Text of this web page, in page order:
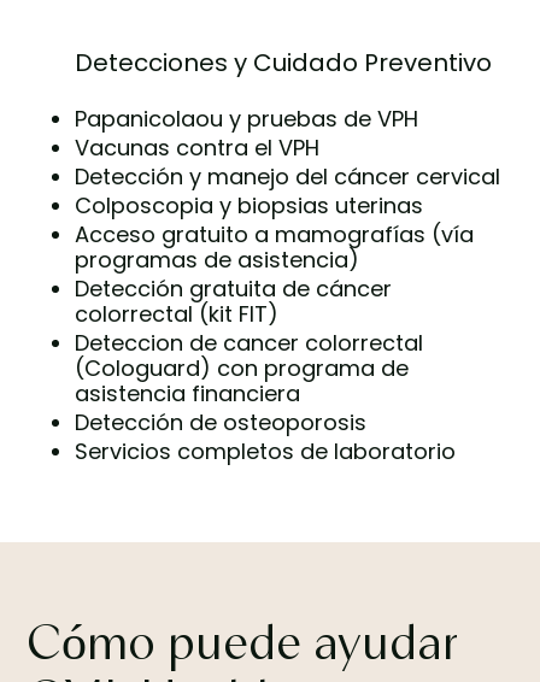
Detecciones y Cuidado Preventivo
Papanicolaou y pruebas de VPH
Vacunas contra el VPH
Detección y manejo del cáncer cervical
Colposcopia y biopsias uterinas
Acceso gratuito a mamografías (vía
programas de asistencia)
Detección gratuita de cáncer
colorrectal (kit FIT)
Deteccion de cancer colorrectal
(Cologuard) con programa de
asistencia financiera
Detección de osteoporosis
Servicios completos de laboratorio
Cómo puede ayudar